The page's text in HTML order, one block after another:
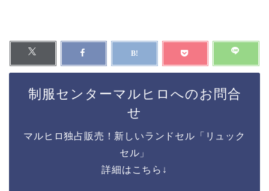
制服センターマルヒロへのお問合
せ
マルヒロ独占販売！新しいランドセル「リュック
セル」
詳細はこちら↓